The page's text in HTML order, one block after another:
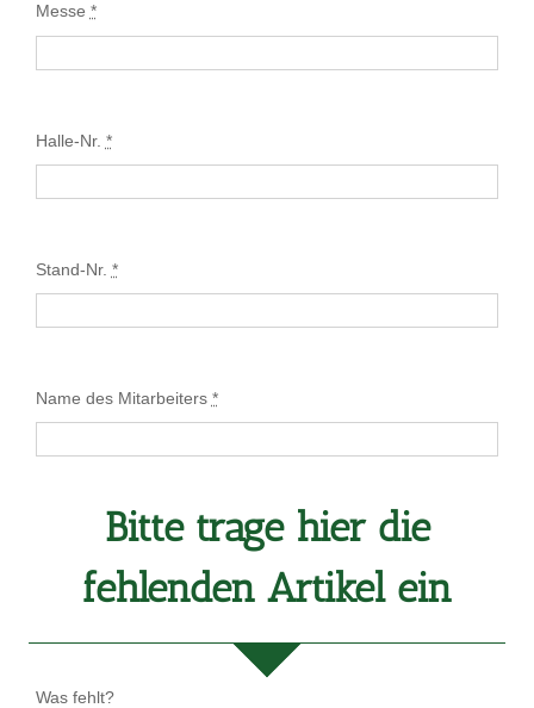
Messe *
Halle-Nr. *
Stand-Nr. *
Name des Mitarbeiters *
Bitte trage hier die
fehlenden Artikel ein
Was fehlt?